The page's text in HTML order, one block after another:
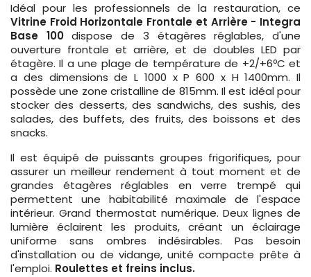
Idéal pour les professionnels de la restauration, ce
Vitrine Froid Horizontale Frontale et Arrière - Integra
Base 100dispose de 3 étagères réglables, d'une
ouverture frontale et arrière, et de doubles LED par
étagère. Il a une plage de température de +2/+6ºC et
a des dimensions de L 1000 x P 600 x H 1400mm. Il
possède une zone cristalline de 815mm. Il est idéal pour
stocker des desserts, des sandwichs, des sushis, des
salades, des buffets, des fruits, des boissons et des
snacks.
Il est équipé de puissants groupes frigorifiques, pour
assurer un meilleur rendement à tout moment et de
grandes étagères réglables en verre trempé qui
permettent une habitabilité maximale de l'espace
intérieur. Grand thermostat numérique. Deux lignes de
lumière éclairent les produits, créant un éclairage
uniforme sans ombres indésirables. Pas besoin
d'installation ou de vidange, unité compacte prête à
l'emploi. Roulettes et freins inclus.